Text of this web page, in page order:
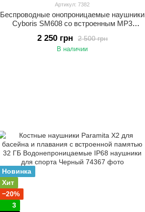
Артикул: 7382
Беспроводные онопроницаемые наушники
Cyboris SM608 со встроенным MP3
плавания и бассейна
2 500 грн
2 250 грн
В наличии
Новинка
Хит
−20%
3